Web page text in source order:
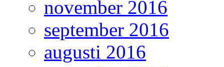
november 2016
september 2016
augusti 2016